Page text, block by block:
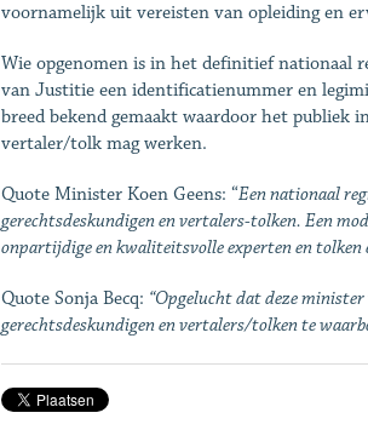
voornamelijk uit vereisten van opleiding en
Wie opgenomen is in het definitief nationaal
van Justitie een identificatienummer en
breed bekend gemaakt waardoor het publiek
vertaler/tolk mag werken.
Quote Minister Koen Geens: “Een nationaal
gerechtsdeskundigen en vertalers-tolken. Een
onpartijdige en kwaliteitsvolle experten en tolken
Quote Sonja Becq: “Opgelucht dat deze
gerechtsdeskundigen en vertalers/tolken te